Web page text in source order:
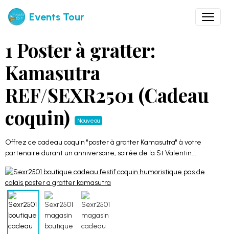
Events Tour
1 Poster à gratter:
Kamasutra
REF/SEXR2501 (Cadeau
coquin)
Nouveau
Offrez ce cadeau coquin "poster à gratter Kamasutra" à votre
partenaire durant un anniversaire, soirée de la St Valentin...